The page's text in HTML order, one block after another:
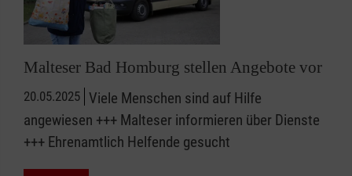
Malteser Bad Homburg stellen Angebote vor
20.05.2025 Viele Menschen sind auf Hilfe
angewiesen +++ Malteser informieren über Dienste
+++ Ehrenamtlich Helfende gesucht